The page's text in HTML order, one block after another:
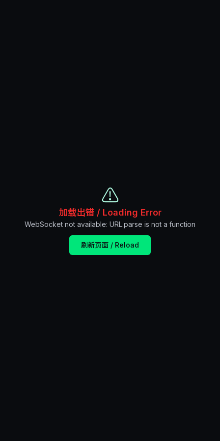
⚠️
加载出错 / Loading Error
WebSocket not available: URL.parse is not a function
刷新页面 / Reload